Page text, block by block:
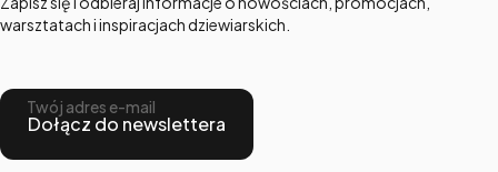
warsztatach i inspiracjach dziewiarskich.
Twój adres e-mail
Dołącz do newslettera